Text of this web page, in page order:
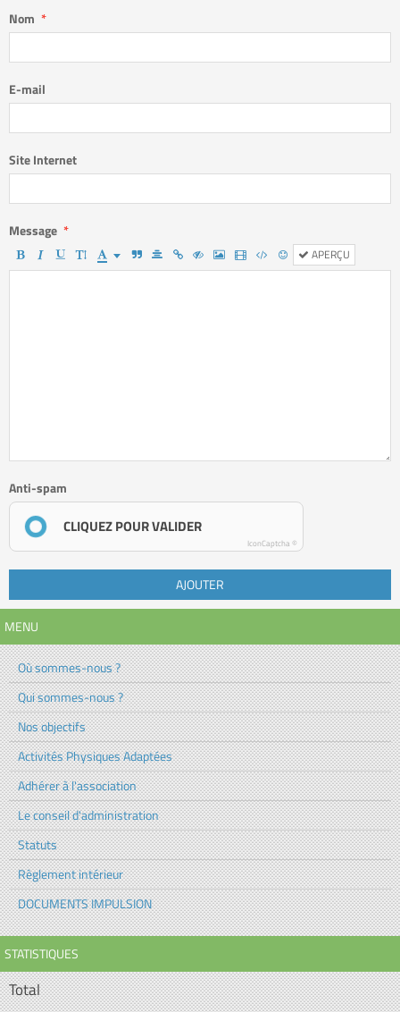
Nom
E-mail
Site Internet
Message
APERÇU
Anti-spam
CLIQUEZ POUR VALIDER
IconCaptcha ©
AJOUTER
MENU
Où sommes-nous ?
Qui sommes-nous ?
Nos objectifs
Activités Physiques Adaptées
Adhérer à l'association
Le conseil d'administration
Statuts
Règlement intérieur
DOCUMENTS IMPULSION
STATISTIQUES
Total